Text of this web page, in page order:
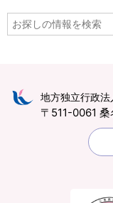
地方独立行政法
〒511-0061